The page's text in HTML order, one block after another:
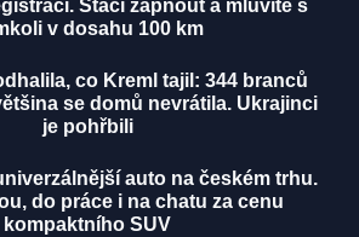
Stačí zapnout a mluvíte s
v dosahu 100 km
co Kreml tajil: 344 branců
se domů nevrátila. Ukrajinci
je pohřbili
auto na českém trhu.
do práce i na chatu za cenu
kompaktního SUV